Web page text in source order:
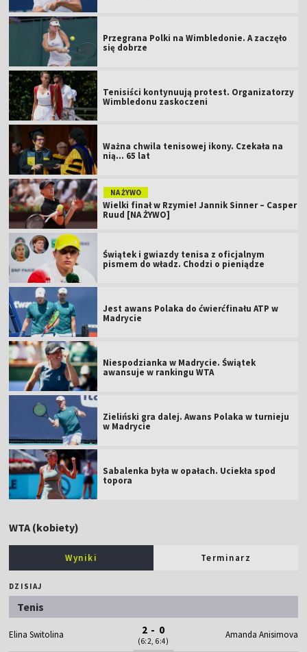
Przegrana Polki na Wimbledonie. A zaczęło
się dobrze
Tenisiści kontynuują protest. Organizatorzy
Wimbledonu zaskoczeni
Ważna chwila tenisowej ikony. Czekała na
nią... 65 lat
NA ŻYWO
Wielki finał w Rzymie! Jannik Sinner – Casper
Ruud [NA ŻYWO]
Świątek i gwiazdy tenisa z oficjalnym
pismem do władz. Chodzi o pieniądze
Jest awans Polaka do ćwierćfinału ATP w
Madrycie
Niespodzianka w Madrycie. Świątek
awansuje w rankingu WTA
Zieliński gra dalej. Awans Polaka w turnieju
w Madrycie
Sabalenka była w opałach. Uciekła spod
topora
WTA (kobiety)
Wyniki Terminarz
DZISIAJ
Tenis
Elina Switolina 2 - 0
(6:2, 6:4)
Amanda Anisimova